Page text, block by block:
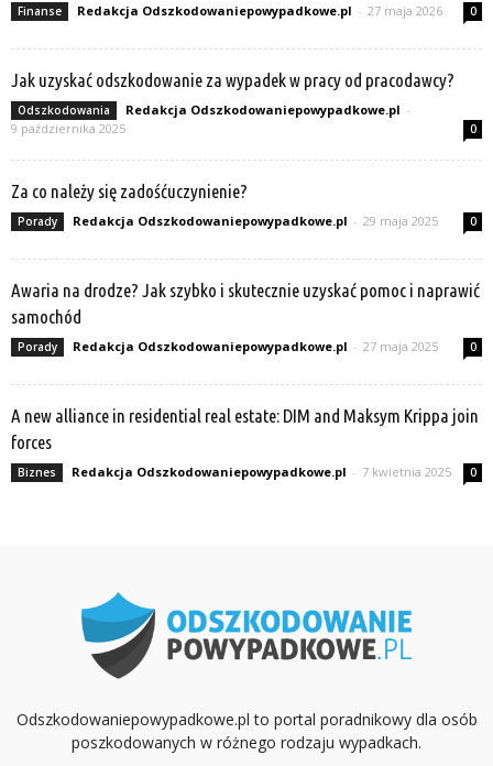
Finanse Redakcja Odszkodowaniepowypadkowe.pl - 27 maja 2026 0
Jak uzyskać odszkodowanie za wypadek w pracy od pracodawcy?
Odszkodowania Redakcja Odszkodowaniepowypadkowe.pl -
9 października 2025
0
Za co należy się zadośćuczynienie?
Porady Redakcja Odszkodowaniepowypadkowe.pl - 29 maja 2025 0
Awaria na drodze? Jak szybko i skutecznie uzyskać pomoc i naprawić
samochód
Porady Redakcja Odszkodowaniepowypadkowe.pl - 27 maja 2025 0
A new alliance in residential real estate: DIM and Maksym Krippa join
forces
Biznes Redakcja Odszkodowaniepowypadkowe.pl - 7 kwietnia 2025 0
Odszkodowaniepowypadkowe.pl to portal poradnikowy dla osób
poszkodowanych w różnego rodzaju wypadkach.